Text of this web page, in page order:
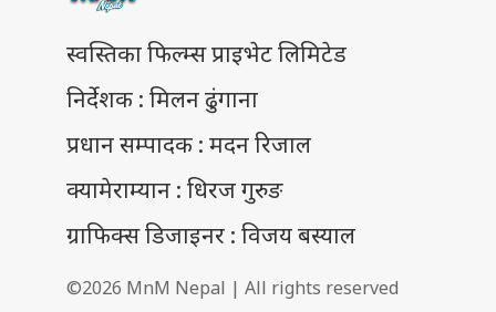
स्वस्तिका फिल्म्स प्राइभेट लिमिटेड
निर्देशक : मिलन ढुंगाना
प्रधान सम्पादक : मदन रिजाल
क्यामेराम्यान : धिरज गुरुङ
ग्राफिक्स डिजाइनर : विजय बस्याल
©2026 MnM Nepal | All rights reserved